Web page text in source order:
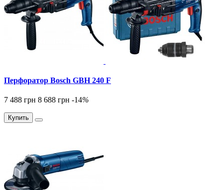
Перфоратор Bosch GBH 240 F
7 488 грн 8 688 грн -14%
Купить